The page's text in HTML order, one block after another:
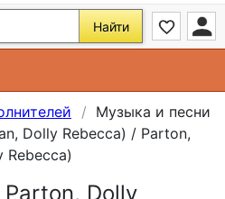
Найти
Музыка и песни
Dolly Rebecca) / Parton,
Rebecca)
Dolly